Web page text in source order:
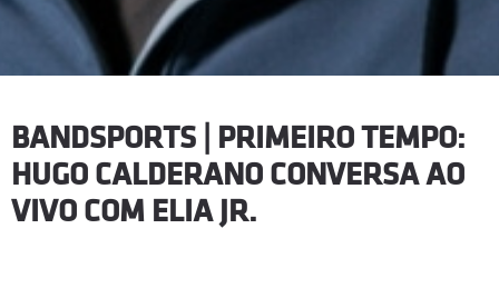
BANDSPORTS | PRIMEIRO TEMPO:
HUGO CALDERANO CONVERSA AO
VIVO COM ELIA JR.